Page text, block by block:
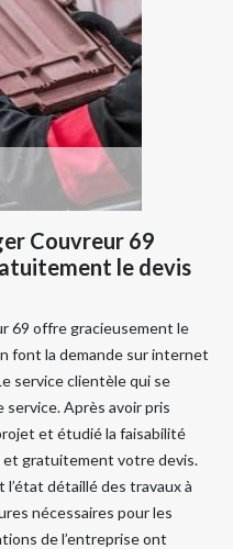
Couvreur 69
le devis
69 offre gracieusement le
font la demande sur internet
service clientèle qui se
service. Après avoir pris
et étudié la faisabilité
gratuitement votre devis.
détaillé des travaux à
nécessaires pour les
de l’entreprise ont